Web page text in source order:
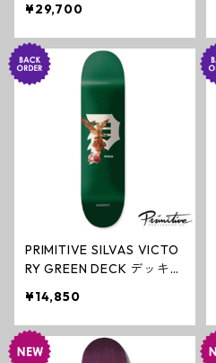
リミティブ
¥29,700
PRIMITIVE SILVAS VICTO
RY GREEN DECK デッキ
ィブ
¥14,850